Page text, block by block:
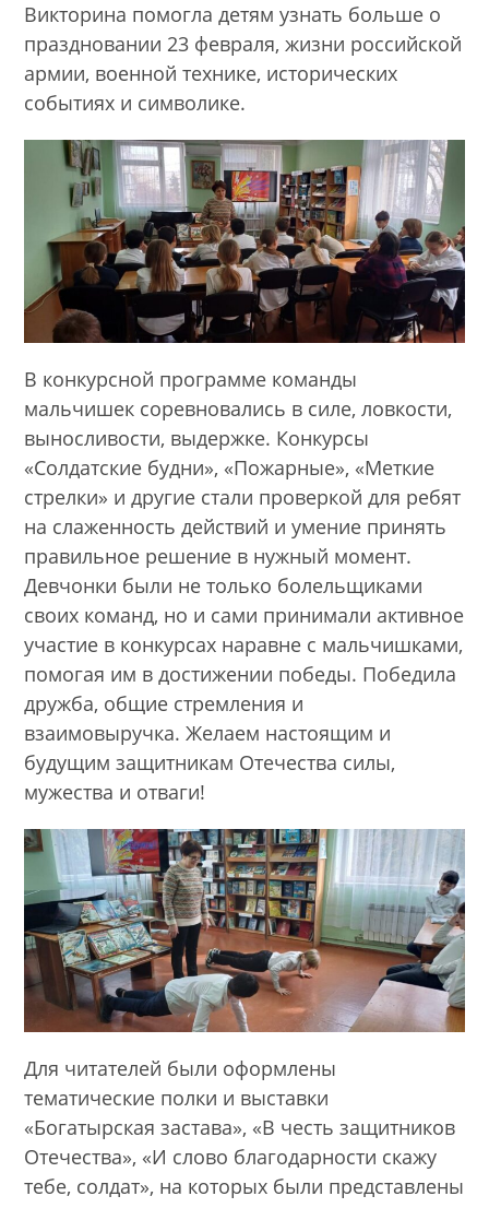
Викторина помогла детям узнать больше о
праздновании 23 февраля, жизни российской
армии, военной технике, исторических
событиях и символике.
В конкурсной программе команды
мальчишек соревновались в силе, ловкости,
выносливости, выдержке. Конкурсы
«Солдатские будни», «Пожарные», «Меткие
стрелки» и другие стали проверкой для ребят
на слаженность действий и умение принять
правильное решение в нужный момент.
Девчонки были не только болельщиками
своих команд, но и сами принимали активное
участие в конкурсах наравне с мальчишками,
помогая им в достижении победы. Победила
дружба, общие стремления и
взаимовыручка. Желаем настоящим и
будущим защитникам Отечества силы,
мужества и отваги!
Для читателей были оформлены
тематические полки и выставки
«Богатырская застава», «В честь защитников
Отечества», «И слово благодарности скажу
тебе, солдат», на которых были представлены